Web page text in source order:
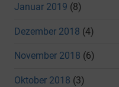
Januar 2019 (8)
Dezember 2018 (4)
November 2018 (6)
Oktober 2018 (3)